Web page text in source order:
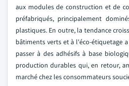
aux modules de construction et de
préfabriqués, principalement
plastiques. En outre, la tendance
bâtiments verts et à l'éco-étiquetage
passer à des adhésifs à base
production durables qui, en retour,
marché chez les consommateurs